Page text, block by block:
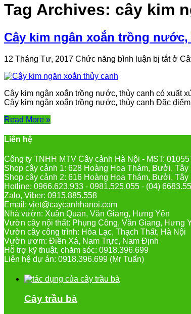
Tag Archives: cây kim
Cây kim ngân xoắn trồng
12 Tháng Tư, 2017 Chức năng bình luận bị tắtở
Cây kim ngân xoắn trồng nước, thủy canh có xuất
Cây kim ngân xoắn trồng nước, thủy canh Đặc
Read More »
Liên hệ
Công ty TNHH MTV Cây cảnh Hà Nội - MST:
Shop cây cảnh 1: 628 Hoàng Hoa Thám, Bưởi, Tây
Shop cây cảnh 2: 616 Hoàng Hoa Thám, Bưởi, Tây
Hotline: 0966.623.933 - 0981.525.055 - (04)
Zalo, Viber: 0915.885.558
Email: viet@caycanhhanoi.com
Nhà vườn: Xuân Quan, Văn Giang, Hưng Yên
Vườn cây nội thất: Phụng Công, Văn Giang, Hưng
Vườn cây công trình: Hòa Lạc, Thạch Thất, Hà Nội
Vườn ươm: Điền Xá, Nam Trực, Nam Định
Hỗ trợ kỹ thuật, chăm sóc: 0918.396.699
Liên hệ dự án: 0918.396.699 (Mr Tuấn)
Cây trầu bà